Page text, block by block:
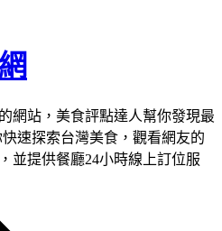
網站，美食評點達人幫你發現最
速探索台灣美食，觀看網友的
並提供餐廳24小時線上訂位服